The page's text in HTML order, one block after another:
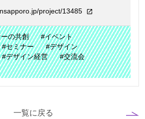
project/13485
の共創
#イベント
#セミナー
#デザイン
#デザイン経営
#交流会
一覧に戻る